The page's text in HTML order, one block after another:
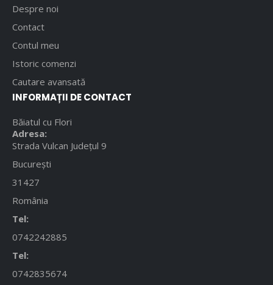
Despre noi
Contact
Contul meu
Istoric comenzi
Cautare avansată
INFORMAȚII DE CONTACT
Băiatul cu Flori
Adresa:
Strada Vulcan Județul 9
București
31427
România
Tel:
0742242885
Tel:
0742835674